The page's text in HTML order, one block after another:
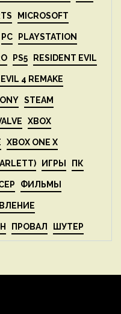
MICROSOFT
PC PLAYSTATION
PS5 RESIDENT EVIL
4 REMAKE
STEAM
XBOX
XBOX ONE X
ИГРЫ ПК
ФИЛЬМЫ
ПРОВАЛ ШУТЕР